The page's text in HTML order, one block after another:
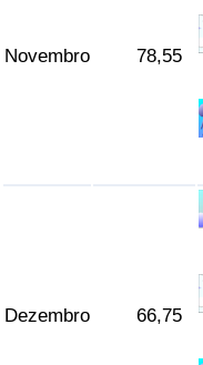
Novembro 78,55
Dezembro 66,75